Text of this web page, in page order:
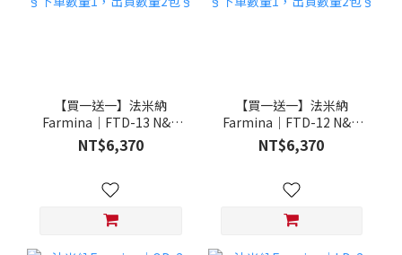
【買一送一】法米納
Farmina｜FTD-13 N&D
天然培育系列-全齡犬-頂級
鮭魚-潔牙顆粒 20KG §下
NT$6,370
【買一送一】法米納
Farmina｜FTD-12 N&D
天然培育系列-全齡犬-頂級
雞肉-潔牙顆粒 20KG §下
NT$6,370